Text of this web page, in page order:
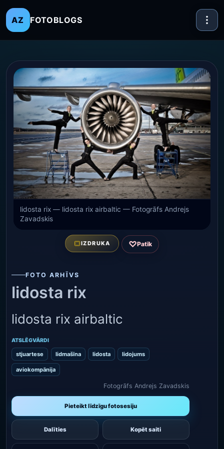
AZ FOTOBLOGS
lidosta rix — lidosta rix airbaltic — Fotogrāfs Andrejs
Zavadskis
IZDRUKA ♡Patīk
FOTO ARHĪVS
lidosta rix
lidosta rix airbaltic
ATSLĒGVĀRDI
stjuartese lidmašīna lidosta lidojums
aviokompānija
Fotogrāfs Andrejs Zavadskis
Pieteikt līdzīgu fotosesiju
Dalīties Kopēt saiti